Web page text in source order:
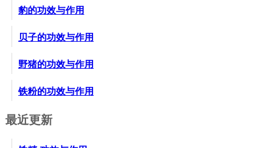
过，研为末，酒送服二钱，外用穿山甲末，和麻油、
10、瘰疬溃烂。用穿山甲二十一片，烧过，研末敷
涂。又方：用穿山甲（土炒）、斑蝥、熟艾，等分为
末，敷患处；另用乌柏叶巾上。灸四壮，甚效。
11、耳出脓。用穿山甲烧存性，加麝香少许，吹入耳
12、耳鸣耳聋（突然耳聋，肾虚，耳内如有风水钟鼓
豹的功效与作用
贝子的功效与作用
野猪的功效与作用
铁粉的功效与作用
最近更新